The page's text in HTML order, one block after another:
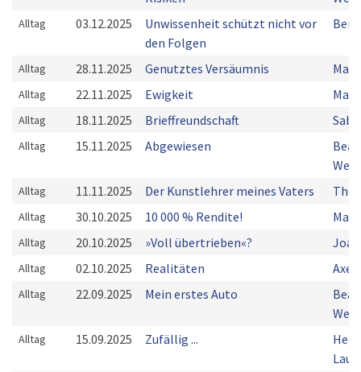
Alltag 03.12.2025
Unwissenheit schützt nicht vor
den Folgen
Alltag 28.11.2025 Genutztes Versäumnis
Alltag 22.11.2025 Ewigkeit
Alltag 18.11.2025 Brieffreundschaft
Alltag 15.11.2025 Abgewiesen
Alltag 11.11.2025 Der Kunstlehrer meines Vaters
Alltag 30.10.2025 10 000 % Rendite!
Alltag 20.10.2025 »Voll übertrieben«?
Alltag 02.10.2025 Realitäten Axel
Alltag 22.09.2025 Mein erstes Auto
Alltag 15.09.2025 Zufällig ...